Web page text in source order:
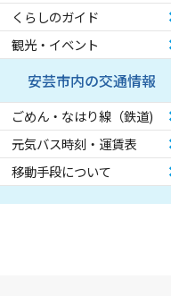
くらしのガイド
観光・イベント
安芸市内の交通情報
ごめん・なはり線（鉄道)
元気バス時刻・運賃表
移動手段について